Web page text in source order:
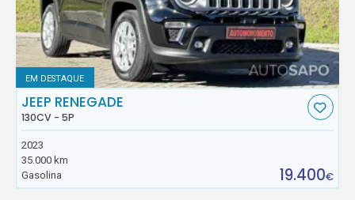
EM DESTAQUE
JEEP RENEGADE
130CV - 5P
2023
35.000 km
Gasolina
19.400€